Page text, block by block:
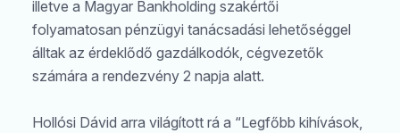
illetve a Magyar Bankholding szakértői
folyamatosan pénzügyi tanácsadási lehetőséggel
álltak az érdeklődő gazdálkodók, cégvezetők
számára a rendezvény 2 napja alatt.
Hollósi Dávid arra világított rá a “Legfőbb kihívások,